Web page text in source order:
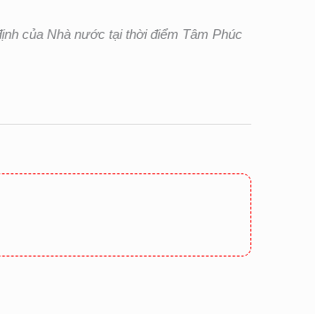
của Nhà nước tại thời điểm Tâm Phúc